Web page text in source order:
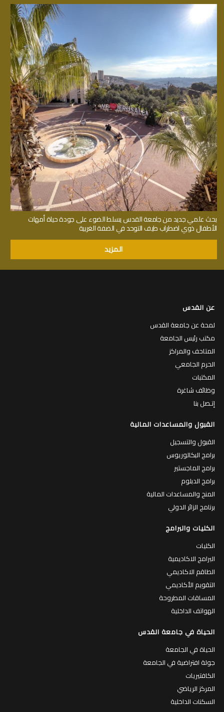
بحث علمي جديد من جامعة القدس يسلط الضوء على جودة حياة أمهات
الأطفال ذوي اضطراب طيف التوحد في الضفة الغربية
المزيد
عن القدس
لمحة عن جامعة القدس
مكتب رئيس الجامعة
المتاحف والمراكز
الحرم الجامعي
المكتبات
وظائف شاغرة
إتـصل بنا
القبول والمساعدات المالية
القبول والتسجيل
برامج البكالوريوس
برامج الماجستير
برامج الدبلوم
المنح والمساعدات المالية
برنامج الزائر الدولي
الكليات والبرامج
الكليات
البرامج الاكاديمية
الطاقم الاكاديمي
التقويم الأكاديمي
المساقات المطروحة
الهواتف الداخلية
الحياة في جامعة القدس
الحياة في الجامعة
جولة افتراضية في الجامعة
الكافتيريات
المركز الرياضي
السكنات الداخلية